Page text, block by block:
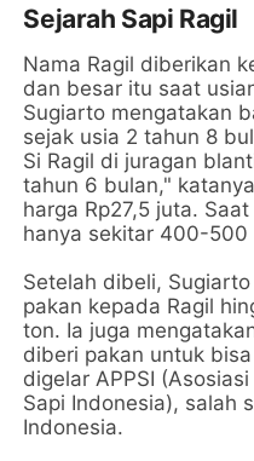
Sejarah Sapi Ragil
Nama Ragil diberikan
dan besar itu saat
Sugiarto mengatakan
sejak usia 2 tahun 8
Si Ragil di juragan
tahun 6 bulan,"
harga Rp27,5 juta.
hanya sekitar 400-500
Setelah dibeli,
pakan kepada Ragil
ton. Ia juga
diberi pakan untuk
digelar APPSI
Sapi Indonesia), salah
Indonesia.